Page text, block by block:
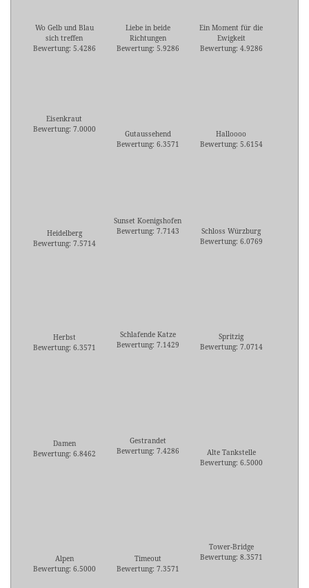
Wo Gelb und Blau
sich treffen
Bewertung: 5.4286
Liebe in beide
Richtungen
Bewertung: 5.9286
Ein Moment für die
Ewigkeit
Bewertung: 4.9286
Eisenkraut
Bewertung: 7.0000
Gutaussehend
Bewertung: 6.3571
Halloooo
Bewertung: 5.6154
Heidelberg
Bewertung: 7.5714
Sunset Koenigshofen
Bewertung: 7.7143
Schloss Würzburg
Bewertung: 6.0769
Herbst
Bewertung: 6.3571
Schlafende Katze
Bewertung: 7.1429
Spritzig
Bewertung: 7.0714
Damen
Bewertung: 6.8462
Gestrandet
Bewertung: 7.4286
Alte Tankstelle
Bewertung: 6.5000
Alpen
Bewertung: 6.5000
Timeout
Bewertung: 7.3571
Tower-Bridge
Bewertung: 8.3571